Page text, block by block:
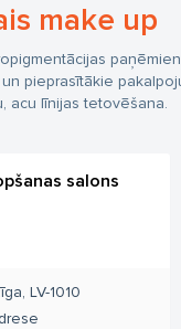
make up
pieprasītākie
acu līnijas tetovēšana.
salons
LV-1010